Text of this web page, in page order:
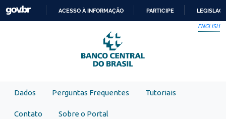
Skip to main content
PARA
O
CONTEÚDO
ACESSO À INFORMAÇÃO PARTICIPE
ENGLISH
Dados Perguntas Frequentes Tutoriais
Contato Sobre o Portal